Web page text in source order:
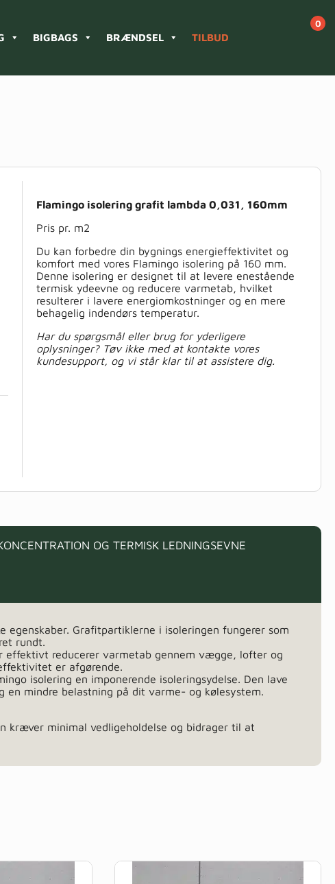
BIGBAGS BRÆNDSEL TILBUD
Flamingo isolering grafit lambda 0,031, 160mm
Pris pr. m2
Du kan forbedre din bygnings energieffektivitet og
komfort med vores Flamingo isolering på 160 mm.
Denne isolering er designet til at levere enestående
termisk ydeevne og reducere varmetab, hvilket
resulterer i lavere energiomkostninger og en mere
behagelig indendørs temperatur.
Har du spørgsmål eller brug for yderligere
oplysninger? Tøv ikke med at kontakte vores
kundesupport, og vi står klar til at assistere dig.
OG TERMISK LEDNINGSEVNE
Grafitpartiklerne i isoleringen fungerer som
rundt.
effektivt reducerer varmetab gennem vægge, lofter og
er afgørende.
isolering en imponerende isoleringsydelse. Den lave
mindre belastning på dit varme- og kølesystem.
kræver minimal vedligeholdelse og bidrager til at